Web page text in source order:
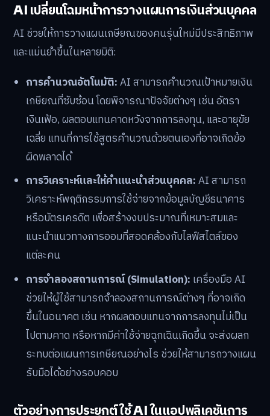
AI เปลี่ยนโฉมหน้าการวางแผนการเงินส่วนบุคคล
AI ช่วยให้การวางแผนเกษียณของคนรุ่นใหม่มีประสิทธิภาพ
และแม่นยำขึ้นในหลายมิติ:
การคำนวณอัตโนมัติ:AI สามารถคำนวณเป้าหมายเงิน
เกษียณที่ซับซ้อน โดยพิจารณาปัจจัยต่างๆ เช่น อัตรา
เงินเฟ้อ, ผลตอบแทนคาดหวังจากการลงทุน, และอายุขัย
เฉลี่ย แทนที่การใช้สูตรคำนวณด้วยตนเองที่อาจเกิดข้อ
ผิดพลาดได้
การวิเคราะห์และให้คำแนะนำส่วนบุคคล:AI สามารถ
วิเคราะห์พฤติกรรมการใช้จ่ายจากข้อมูลบัญชีธนาคาร
หรือบัตรเครดิต เพื่อสร้างงบประมาณที่เหมาะสมและ
แนะนำแนวทางการออมที่สอดคล้องกับไลฟ์สไตล์ของ
แต่ละคน
การจำลองสถานการณ์ (Simulation): เครื่องมือ AI
ช่วยให้ผู้ใช้สามารถจำลองสถานการณ์ต่างๆ ที่อาจเกิด
ขึ้นในอนาคต เช่น หากผลตอบแทนจากการลงทุนไม่เป็น
ไปตามคาด หรือหากมีค่าใช้จ่ายฉุกเฉินเกิดขึ้น จะส่งผลก
ระทบต่อแผนการเกษียณอย่างไร ช่วยให้สามารถวางแผน
รับมือได้อย่างรอบคอบ
ตัวอย่างการประยุกต์ใช้ AI ในแอปพลิเคชันการ